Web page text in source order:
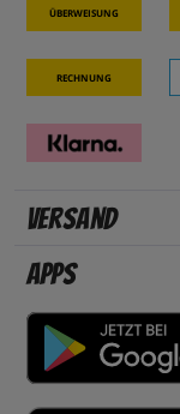
Überweisung
Rechnung
Versand
Apps